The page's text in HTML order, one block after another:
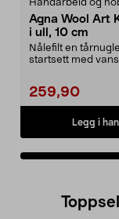
Håndarbeid og
Agna Wool Art
i ull, 10 cm
Nålefilt en
startsett med
259,90
Legg i